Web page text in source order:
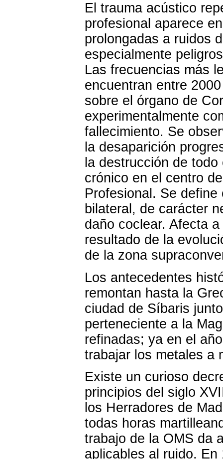
El trauma acústico
profesional aparece
prolongadas a ruidos
especialmente
Las frecuencias más
encuentran entre
sobre el órgano de
experimentalmente
fallecimiento. Se
la desaparición
la destrucción de
crónico en el centro
Profesional. Se
bilateral, de carácter
daño coclear. Afecta
resultado de la
de la zona
Los antecedentes
remontan hasta la
ciudad de Síbaris
perteneciente a la
refinadas; ya en el
trabajar los metales a
Existe un curioso
principios del siglo
los Herradores de
todas horas
trabajo de la OMS da
aplicables al ruido.